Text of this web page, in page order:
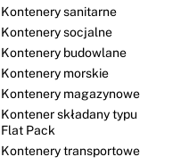
Kontenery sanitarne
Kontenery socjalne
Kontenery budowlane
Kontenery morskie
Kontenery magazynowe
Kontener składany typu
Flat Pack
Kontenery transportowe